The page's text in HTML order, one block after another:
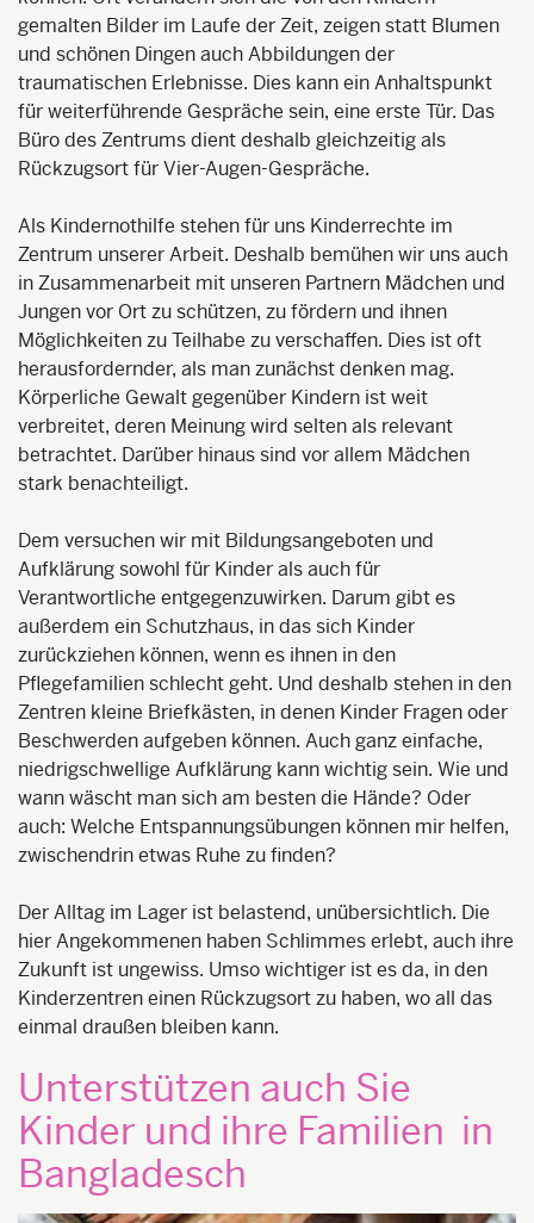
gemalten Bilder im Laufe der Zeit, zeigen statt Blumen
und schönen Dingen auch Abbildungen der
traumatischen Erlebnisse. Dies kann ein Anhaltspunkt
für weiterführende Gespräche sein, eine erste Tür. Das
Büro des Zentrums dient deshalb gleichzeitig als
Rückzugsort für Vier-Augen-Gespräche.
Als Kindernothilfe stehen für uns Kinderrechte im
Zentrum unserer Arbeit. Deshalb bemühen wir uns auch
in Zusammenarbeit mit unseren Partnern Mädchen und
Jungen vor Ort zu schützen, zu fördern und ihnen
Möglichkeiten zu Teilhabe zu verschaffen. Dies ist oft
herausfordernder, als man zunächst denken mag.
Körperliche Gewalt gegenüber Kindern ist weit
verbreitet, deren Meinung wird selten als relevant
betrachtet. Darüber hinaus sind vor allem Mädchen
stark benachteiligt.
Dem versuchen wir mit Bildungsangeboten und
Aufklärung sowohl für Kinder als auch für
Verantwortliche entgegenzuwirken. Darum gibt es
außerdem ein Schutzhaus, in das sich Kinder
zurückziehen können, wenn es ihnen in den
Pflegefamilien schlecht geht. Und deshalb stehen in den
Zentren kleine Briefkästen, in denen Kinder Fragen oder
Beschwerden aufgeben können. Auch ganz einfache,
niedrigschwellige Aufklärung kann wichtig sein. Wie und
wann wäscht man sich am besten die Hände? Oder
auch: Welche Entspannungsübungen können mir helfen,
zwischendrin etwas Ruhe zu finden?
Der Alltag im Lager ist belastend, unübersichtlich. Die
hier Angekommenen haben Schlimmes erlebt, auch ihre
Zukunft ist ungewiss. Umso wichtiger ist es da, in den
Kinderzentren einen Rückzugsort zu haben, wo all das
einmal draußen bleiben kann.
Unterstützen auch Sie
Kinder und ihre Familien in
Bangladesch